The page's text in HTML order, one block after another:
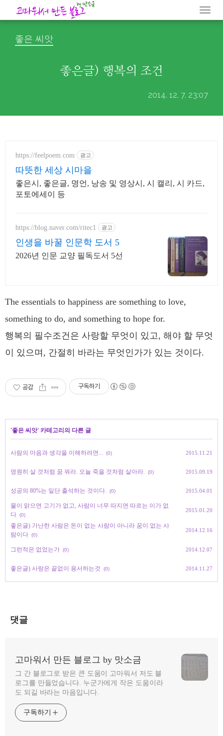
좋은 씨앗
좋은글) 행복의 조건
2014. 12. 7. 23:07
https://feelpoem.com 광고
따뜻한 세상 시마을
좋은시, 좋은글, 명언, 낭송 및 영상시, 시 캘리, 시 카드,
포토에세이 등
https://blog.naver.com/ritec1 광고
인생을 바꿀 인문학 도서 5
2026년 인문 교양 필독도서 5선
The essentials to happiness are something to love,
something to do, and something to hope for.
행복의 필수조건은 사랑할 무엇이 있고, 해야 할 무엇
이 있으며, 간절히 바라는 무엇인가가 있는 것이다.
공감 구독하기
'좋은 씨앗' 카테고리의 다른 글
사람의 마음과 생각을 이해하려면... (0) 2015.11.21
영원히 살 것처럼 꿈 꿔라. 오늘 죽을 것처럼 살아라. (0) 2015.09.19
성공의 80%는 일단 출석하는 것이다. (0) 2015.04.01
물이 맑으면 고기가 없고, 사람이 너무 따지면 따르는 이가 없
다 (0)
2015.01.20
좋은글) 가난한 사람은 돈이 없는 사람이 아니라 꿈이 없는 사
람이다 (0)
2014.12.16
그런적은 없었는가 (0) 2014.12.07
좋은글) 사랑은 끝없이 용서하는것 (0) 2014.11.27
댓글
고마워서 만든 블로그 by 맛소금
그 간 블로그로 받은 큰 도움이 고마워서 저도 블
로그를 만들었습니다. 누군가에게 작은 도움이라
도 되길 바라는 마음입니다.
구독하기